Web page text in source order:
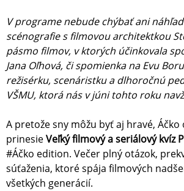
V programe nebude chýbať ani
scénografie s filmovou architektkou
pásmo filmov, v ktorých účinkovala
Jana Oľhová, či spomienka na Evu
režisérku, scenáristku a dlhoročnú
VŠMU, ktorá nás v júni tohto roku
A pretože sny môžu byť aj hravé, Áčko
prinesieVeľký filmový a seriálový kvíz
#Áčko edition. Večer plný otázok,
súťaženia, ktoré spája filmových
všetkých generácií.